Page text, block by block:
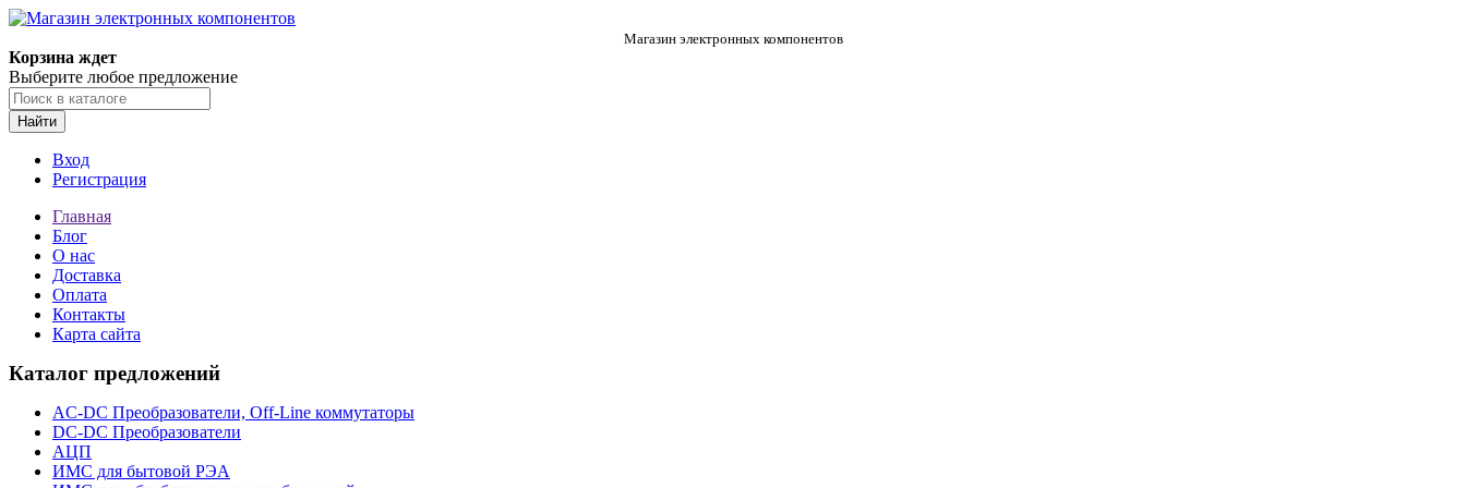
Магазин электронных компонентов
Корзина ждет
Выберите любое предложение
Найти
Вход
Регистрация
Главная
Блог
О нас
Доставка
Оплата
Контакты
Карта сайта
Каталог предложений
AC-DC Преобразователи, Off-Line коммутаторы
DC-DC Преобразователи
АЦП
ИМС для бытовой РЭА